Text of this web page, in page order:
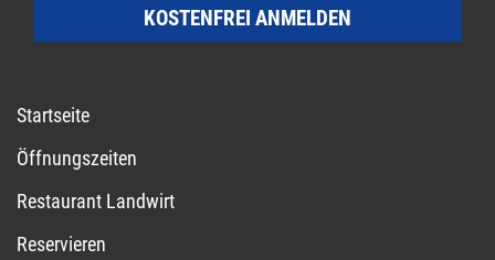
Startseite
Öffnungszeiten
Restaurant Landwirt
Reservieren
KOSTENFREI ANMELDEN